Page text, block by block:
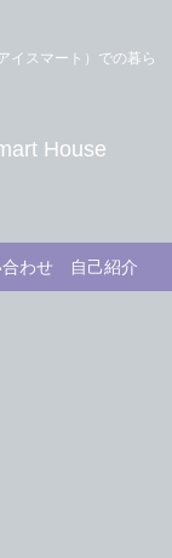
イスマート）での暮ら
House
わせ 自己紹介